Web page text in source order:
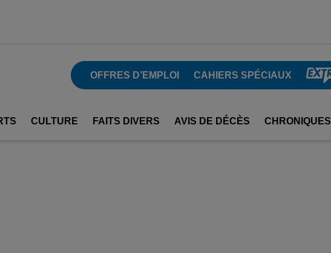
OFFRES D’EMPLOI CAHIERS SPÉCIAUX
CULTURE FAITS DIVERS AVIS DE DÉCÈS CHRONIQUES